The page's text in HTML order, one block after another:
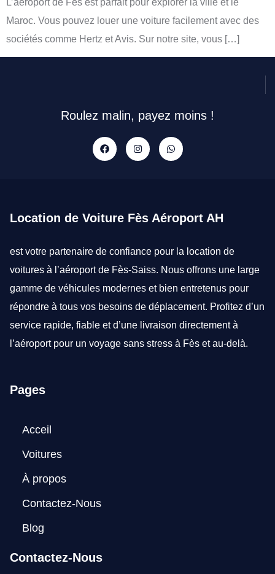
L’aéroport de Fès est parfait pour explorer la ville et le
Maroc. Vous pouvez louer une voiture facilement avec des
sociétés comme Hertz et Avis. Sur notre site, vous […]
Roulez malin, payez moins !
Location de Voiture Fès Aéroport AH
est votre partenaire de confiance pour la location de
voitures à l’aéroport de Fès-Saiss. Nous offrons une large
gamme de véhicules modernes et bien entretenus pour
répondre à tous vos besoins de déplacement. Profitez d’un
service rapide, fiable et d’une livraison directement à
l’aéroport pour un voyage sans stress à Fès et au-delà.
Pages
Acceil
Voitures
À propos
Contactez-Nous
Blog
Contactez-Nous